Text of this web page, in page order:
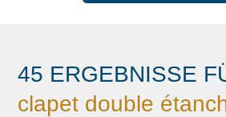
45 ERGEBNISSE
clapet double